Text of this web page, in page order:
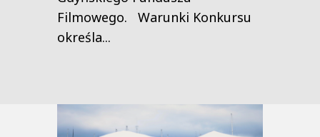
Filmowego. Warunki Konkursu
określa...